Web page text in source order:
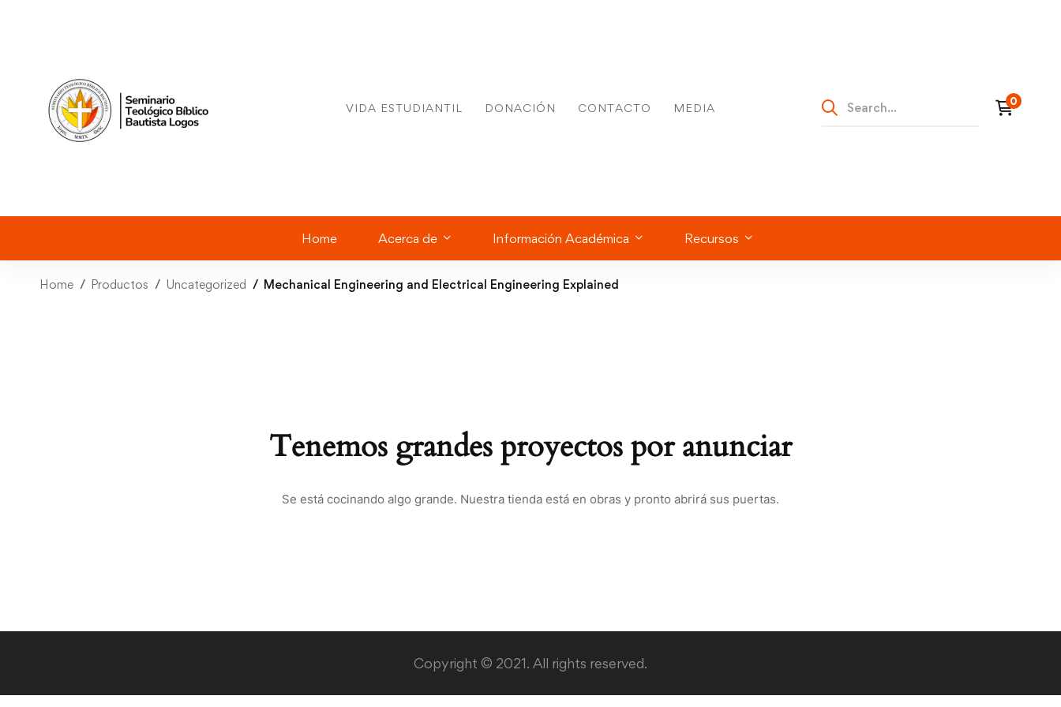
VIDA ESTUDIANTIL DONACIÓN CONTACTO MEDIA
Search
Home Acerca de Información Académica Recursos
Home Productos Uncategorized Mechanical Engineering and Electrical Engineering Explained
Tenemos grandes proyectos por anunciar
Se está cocinando algo grande. Nuestra tienda está en obras y pronto abrirá sus puertas.
Copyright © 2021. All rights reserved.